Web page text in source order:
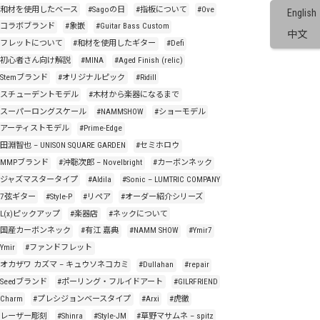
English
中文
材を使用したベース #Sagoの日 #指板について
#Ove
ラボブランド
#象嵌
#Guitar Bass Custom
レットについて
#和材を使用したギター
#Defi
心者さん向け解説
#MINA
#Aged Finish (relic)
ブランド
#オリジナルピック
#Ridill
チューデントモデル
#木材から楽器になるまで
ーパーロングスケール
#NAMMSHOW
#ショーモデル
ーティストモデル
#Prime-Edge
淵智也 – UNISON SQUARE GARDEN
#セミホロウ
ブランド
#沖聡次郎 – Novelbright
#カーボンネック
ャズマスタータイプ
#Aldila
#Sonic – LUMTRIC COMPANY
弦ギター
#Style-P #リペア
#オーダー紹介シリーズ
ピックアップ
#楽器店
#ネックについて
産カーボンネック
#有江 嘉典 #NAMM SHOW
#Ymir7
#ファンドフレット
カザワ カズマ – キュウソネコカミ
#Dullahan
#repair
ブランド
#ポーリング・フルイドアート
#GILRFRIEND
#プレシジョンベースタイプ #Arxi
#虎徹
ーザー彫刻
#Shinra #Style-JM #草野マサムネ – spitz